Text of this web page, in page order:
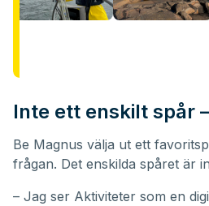
Inte ett enskilt spår
Be Magnus välja ut ett
frågan. Det enskilda spåret är
– Jag ser Aktiviteter som en